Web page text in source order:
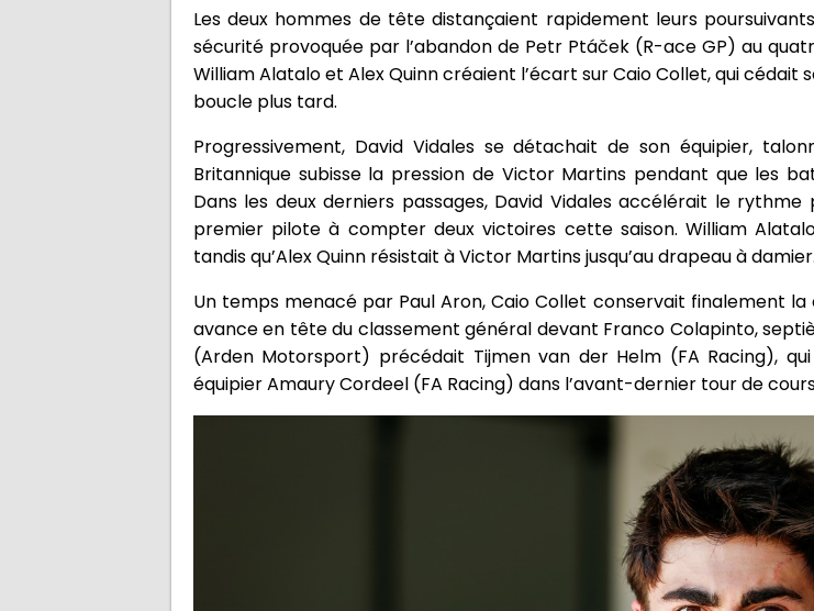
Les deux hommes de tête distançaient rapidement leurs
sécurité provoquée par l’abandon de Petr Ptáček (R-ace GP) au
William Alatalo et Alex Quinn créaient l’écart sur Caio Collet, qui cédait
boucle plus tard.
Progressivement, David Vidales se détachait de son équipier,
Britannique subisse la pression de Victor Martins pendant que les
Dans les deux derniers passages, David Vidales accélérait le
premier pilote à compter deux victoires cette saison. William
tandis qu’Alex Quinn résistait à Victor Martins jusqu’au drapeau à damier.
Un temps menacé par Paul Aron, Caio Collet conservait finalement
avance en tête du classement général devant Franco Colapinto,
(Arden Motorsport) précédait Tijmen van der Helm (FA Racing),
équipier Amaury Cordeel (FA Racing) dans l’avant-dernier tour de